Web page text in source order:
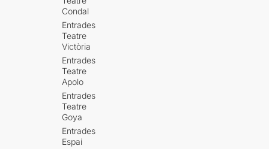
Condal
Entrades
Teatre
Victòria
Entrades
Teatre
Apolo
Entrades
Teatre
Goya
Entrades
Espai